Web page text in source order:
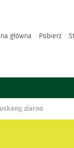
główna Pobierz
ziarno